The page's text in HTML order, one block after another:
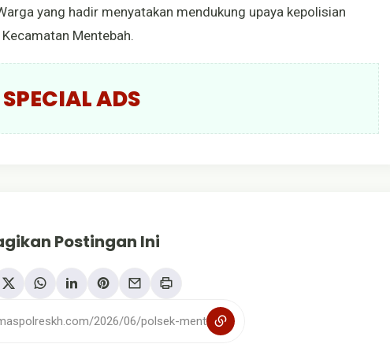
yang hadir menyatakan mendukung upaya kepolisian
Mentebah.
SPECIAL ADS
Postingan Ini